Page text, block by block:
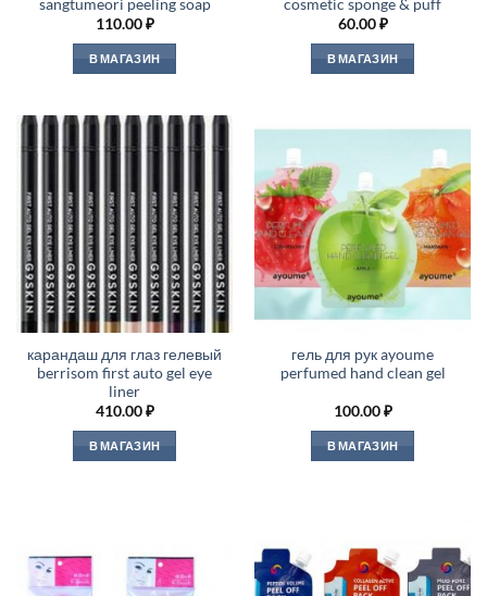
sangtumeori peeling soap
110.00₽
В МАГАЗИН
cosmetic sponge & puff
60.00₽
В МАГАЗИН
карандаш для глаз гелевый
berrisom first auto gel eye
liner
410.00₽
В МАГАЗИН
гель для рук ayoume
perfumed hand clean gel
100.00₽
В МАГАЗИН